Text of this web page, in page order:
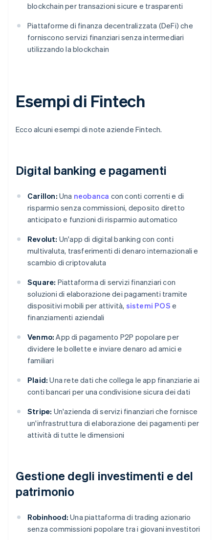
blockchain per transazioni sicure e trasparenti
Piattaforme di finanza decentralizzata (DeFi) che
forniscono servizi finanziari senza intermediari
utilizzando la blockchain
Esempi di Fintech
Ecco alcuni esempi di note aziende Fintech.
Digital banking e pagamenti
Carillon: Una neobanca con conti correnti e di
risparmio senza commissioni, deposito diretto
anticipato e funzioni di risparmio automatico
Revolut: Un'app di digital banking con conti
multivaluta, trasferimenti di denaro internazionali e
scambio di criptovaluta
Square: Piattaforma di servizi finanziari con
soluzioni di elaborazione dei pagamenti tramite
dispositivi mobili per attività, sistemi POS e
finanziamenti aziendali
Venmo: App di pagamento P2P popolare per
dividere le bollette e inviare denaro ad amici e
familiari
Plaid: Una rete dati che collega le app finanziarie ai
conti bancari per una condivisione sicura dei dati
Stripe: Un'azienda di servizi finanziari che fornisce
un'infrastruttura di elaborazione dei pagamenti per
attività di tutte le dimensioni
Gestione degli investimenti e del
patrimonio
Robinhood: Una piattaforma di trading azionario
senza commissioni popolare tra i giovani investitori